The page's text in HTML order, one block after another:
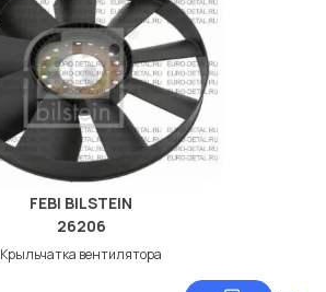
FEBI BILSTEIN
26206
Крыльчатка вентилятора